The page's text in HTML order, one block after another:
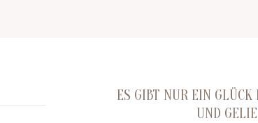
ES GIBT NUR EIN
UND